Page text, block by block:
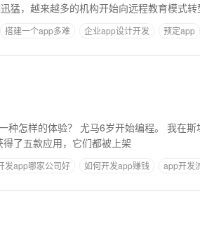
猛，越来越多的机构开始向远程教育模式转
搭建一个app多难 企业app设计开发
预定app
程。 我在斯坦福大学完成
发，获得了五款应用，它们都被上架
发app哪家公司好 如何开发app赚钱
app开发